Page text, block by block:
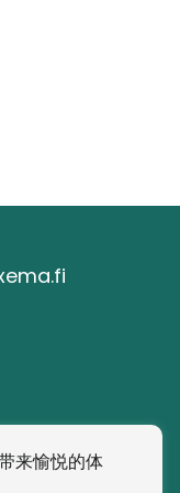
来愉悦的体